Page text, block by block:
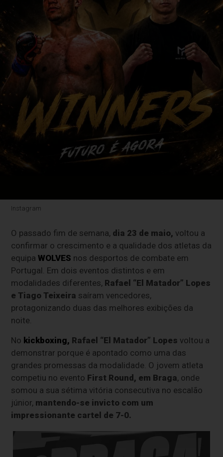
Instagram
O passado fim de semana, dia 23 de maio, voltou a
confirmar o crescimento e a qualidade dos atletas da
equipaWOLVES nos desportos de combate em
Portugal. Em dois eventos distintos e em
modalidades diferentes, Rafael “El Matador” Lopes
e Tiago Teixeira saíram vencedores,
protagonizando duas das melhores exibições da
noite.
No kickboxing, Rafael “El Matador” Lopes voltou a
demonstrar porque é apontado como uma das
grandes promessas da modalidade. O jovem atleta
competiu no evento First Round, em Braga, onde
somou a sua sétima vitória consecutiva no escalão
júnior, mantendo-se invicto com um
impressionante cartel de 7-0.